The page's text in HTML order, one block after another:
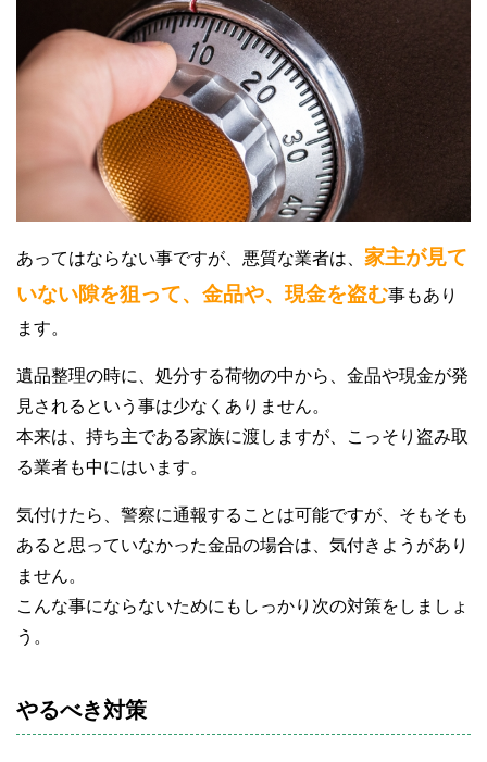
あってはならない事ですが、悪質な業者は、 家主が見て
いない隙を狙って、金品や、現金を盗む事もあり
ます。
遺品整理の時に、処分する荷物の中から、金品や現金が発
見されるという事は少なくありません。
本来は、持ち主である家族に渡しますが、こっそり盗み取
る業者も中にはいます。
気付けたら、警察に通報することは可能ですが、そもそも
あると思っていなかった金品の場合は、気付きようがあり
ません。
こんな事にならないためにもしっかり次の対策をしましょ
う。
やるべき対策